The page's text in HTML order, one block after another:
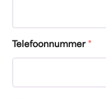
Telefoonnummer *